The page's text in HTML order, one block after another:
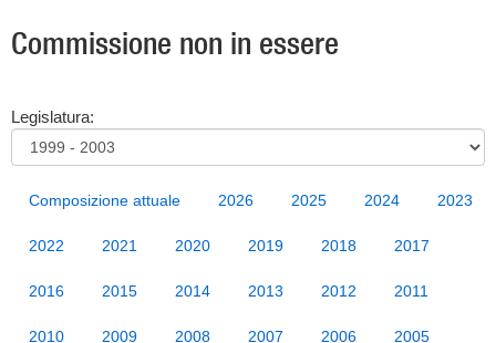
Commissione non in essere
Legislatura:
Composizione attuale 2026 2025 2024 2023
2022 2021 2020 2019 2018 2017
2016 2015 2014 2013 2012 2011
2010 2009 2008 2007 2006 2005